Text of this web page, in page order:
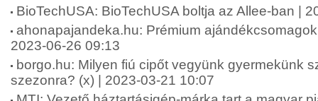
BioTechUSA: BioTechUSA boltja az Allee-ban |
ahonapajandeka.hu: Prémium
2023-06-26 09:13
borgo.hu: Milyen fiú cipőt vegyünk gyermekünk
szezonra? (x) | 2023-03-21 10:07